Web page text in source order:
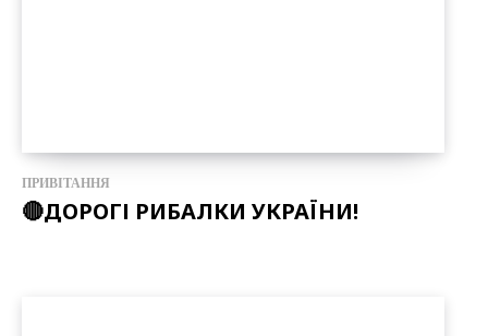
ПРИВІТАННЯ
🔴ДОРОГІ РИБАЛКИ УКРАЇНИ!